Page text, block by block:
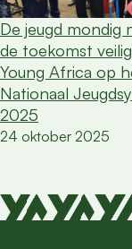
De jeugd mondig
de toekomst
Young Africa op
Nationaal
2025
24 oktober 2025